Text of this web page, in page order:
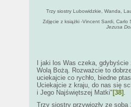
Trzy siostry Lubowidzkie, Wanda,
Zdjęcie z książki -Vincent Sardi, Carlo
Jezusa
I jaki los Was czeka, gdybyście
Wolą Bożą. Rozważcie to
uciekajcie co rychło, biedne
Uciekajcie z kraju, do nas się
i Jego Najświętszej Matki" [38] .
Trzy siostry przywiozły ze